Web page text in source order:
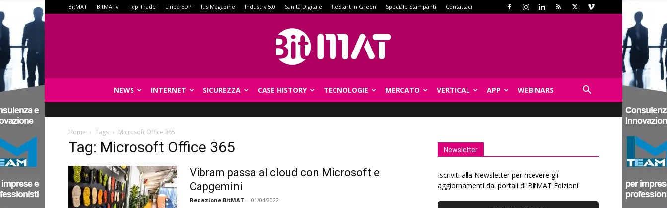
BitMAT BitMATv Top Trade Linea EDP Itis Magazine Industry 5.0 Sanità Digitale ReStart in Green Speciale Stampanti Contattaci
NEWS INTERNET SICUREZZA CASE HISTORY TECNOLOGIE MERCATO VERTICAL APP WEBINARS
Home Tags Microsoft Office 365
Tag: Microsoft Office 365
Vibram passa al cloud con Microsoft e
Capgemini
Redazione BitMAT - 01/04/2022
Newsletter
Iscriviti alla Newsletter per ricevere gli
aggiornamenti dai portali di BitMAT Edizioni.